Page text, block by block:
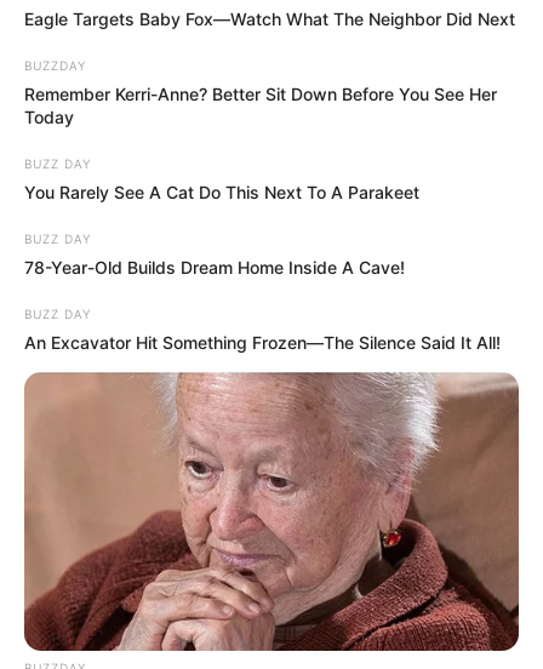
Eagle Targets Baby Fox—Watch What The Neighbor Did Next
BUZZDAY
Remember Kerri-Anne? Better Sit Down Before You See Her
Today
BUZZ DAY
You Rarely See A Cat Do This Next To A Parakeet
BUZZ DAY
78-Year-Old Builds Dream Home Inside A Cave!
BUZZ DAY
An Excavator Hit Something Frozen—The Silence Said It All!